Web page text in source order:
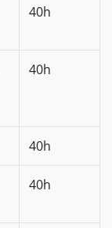
40h
40h
40h
40h